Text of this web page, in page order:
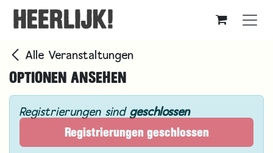
Zum Inhalt springen
Alle Veranstaltungen
OPTIONEN ANSEHEN
Registrierungen sind geschlossen
Registrierungen geschlossen